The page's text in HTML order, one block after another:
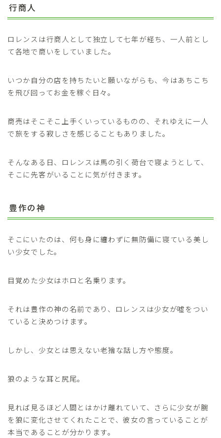
行商人
ロレンスは行商人として独立して七年が経ち、一人前とし
て各地で商いをしていました。
いつか自分の店を持ちたいと願いながらも、今はあちこち
を飛び回ってお金を稼ぐ日々。
商売はそこそこ上手くいっているものの、それゆえに一人
で旅をする寂しさを感じることもありました。
そんなある日、ロレンスは馬の引く荷台で寝ようとして、
そこに先客がいることに気が付きます。
豊作の神
そこにいたのは、何も身に纏わずに無防備に寝ている美し
い少女でした。
目覚めた少女はホロと名乗ります。
それは豊作の神の名前であり、ロレンスは少女が嘘をつい
ていると決めつけます。
しかし、少女とは思えない老獪な話し方や態度。
狼のような耳と尻尾。
見れば見るほど人間とはかけ離れていて、さらに少女が腕
を狼に変化させてくれたことで、彼女の言っていることが
本当であることが分かります。